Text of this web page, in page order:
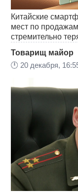
Китайские
мест по
стремительно
Товарищ майор
🕛 20 декабря,